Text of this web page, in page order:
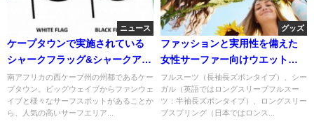
ニュース
ケープタウンで実施されている
シャークフラッグ&シャークアタ
ック遭遇確率を減らすコツ
南アフリカの西ケープ州の州都であるケー
プタウン。ビッグウェイブからファンウェ
イブと様々なサーフスポットがあることか
ら、人気の高いサーフエリア...
グッズ
ファッションと実用性を備えた
女性サーファー向けウエットス
ーツブランド「スターフィッシ
ュ」
フルスーツ（長袖長ズボンタイプ）、シー
ガル（英語ではロングスリーブフルスー
ツ：半袖長ズボンタイプ）、ロングスリー
ブスプリング（日本ではロンス...